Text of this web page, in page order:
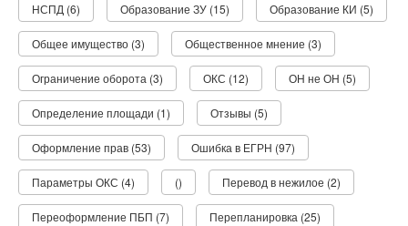
НСПД (6) Образование ЗУ (15) Образование КИ (5)
Общее имущество (3) Общественное мнение (3)
Ограничение оборота (3) ОКС (12) ОН не ОН (5)
Определение площади (1) Отзывы (5)
Оформление прав (53) Ошибка в ЕГРН (97)
Параметры ОКС (4) () Перевод в нежилое (2)
Переоформление ПБП (7) Перепланировка (25)